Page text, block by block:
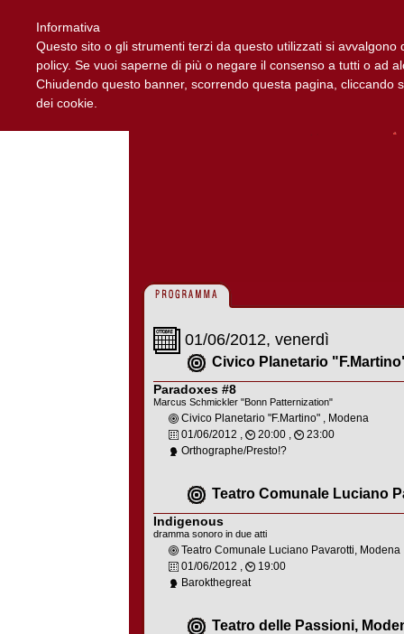
01/06/2012, venerdì
Civico Planetario
Paradoxes #8
Marcus Schmickler "Bonn Patternization"
Civico Planetario "F.Martino" , Modena
01/06/2012 ,
20:00 ,
23:00
Orthographe/Presto!?
Teatro Comunale Luciano
Indigenous
dramma sonoro in due atti
Teatro Comunale Luciano Pavarotti, Modena
01/06/2012 ,
19:00
Barokthegreat
Teatro delle Passioni,
Informativa
Questo sito o gli strumenti terzi da questo utilizzati si
policy. Se vuoi saperne di più o negare il consenso a tutti o ad
Chiudendo questo banner, scorrendo questa pagina, cliccando
dei cookie.